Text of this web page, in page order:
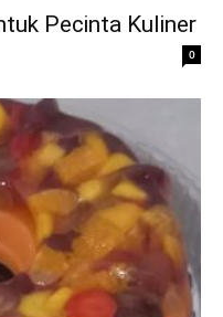
Pecinta Kuliner
0